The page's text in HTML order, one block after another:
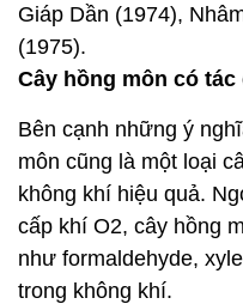
Giáp Dần (1974),
(1975).
Cây hồng môn có tác
Bên cạnh những ý
môn cũng là một loại
không khí hiệu quả.
cấp khí O2, cây hồng
như formaldehyde,
trong không khí.